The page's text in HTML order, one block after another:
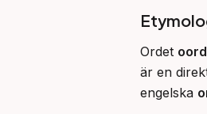
Ordet
är en
engelska